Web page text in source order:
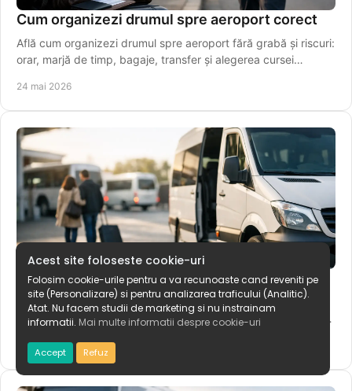
Cum organizezi drumul spre aeroport corect
Află cum organizezi drumul spre aeroport fără grabă și riscuri:
orar, marjă de timp, bagaje, transfer și alegerea cursei
24 mai 2026
Plecări zilnice microbuz: cum alegi bine
Plecări zilnice microbuz pentru navetă, drumuri urgente sau
aeroport. Află cum verifici programul, alegi cursa potrivită și
22 mai 2026
Acest site foloseste cookie-uri
Folosim cookie-urile pentru a va recunoaste cand reveniti pe
site (Personalizare) si pentru analizarea traficului (Analitic).
Atat. Nu facem studii de marketing si nu instrainam
informatii. Mai multe informatii despre cookie-uri
Accept Refuz